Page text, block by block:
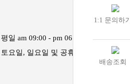
평일 am 09:00 - pm 06:00
토요일, 일요일 및 공휴일은 휴무
1:1 문의하기
배송조회